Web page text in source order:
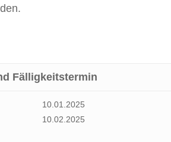
Fälligkeitstermin
10.01.2025
10.02.2025